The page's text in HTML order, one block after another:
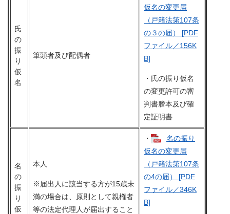
氏
の
振
り
仮
名
筆頭者及び配偶者
仮名の変更届
（戸籍法第107条
の３の届） [PDF
ファイル／156K
B]
・氏の振り仮名
の変更許可の審
判書謄本及び確
定証明書
名
の
振
り
仮
本人
※届出人に該当する方が15歳未
満の場合は、原則として親権者
等の法定代理人が届出すること
・
名の振り
仮名の変更届
（戸籍法第107条
の4の届） [PDF
ファイル／346K
B]